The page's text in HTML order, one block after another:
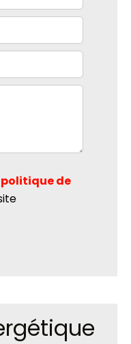
politique de